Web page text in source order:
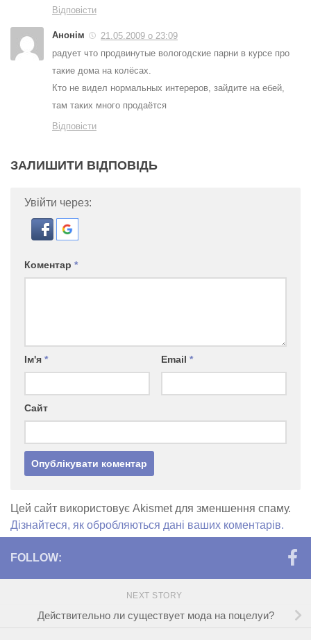
Відповісти
Анонім
21.05.2009 о 23:09
радует что продвинутые вологодские парни в курсе про
такие дома на колёсах.
Кто не видел нормальных интереров, зайдите на ебей,
там таких много продаётся
Відповісти
ЗАЛИШИТИ ВІДПОВІДЬ
Увійти через:
Коментар *
Ім'я * Email *
Сайт
Цей сайт використовує Akismet для зменшення спаму.
Дізнайтеся, як обробляються дані ваших коментарів.
FOLLOW:
NEXT STORY
Действительно ли существует мода на поцелуи?